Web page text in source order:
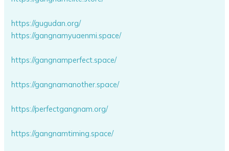
https://gugudan.org/
https://gangnamyuaenmi.space/
https://gangnamperfect.space/
https://gangnamanother.space/
https://perfectgangnam.org/
https://gangnamtiming.space/